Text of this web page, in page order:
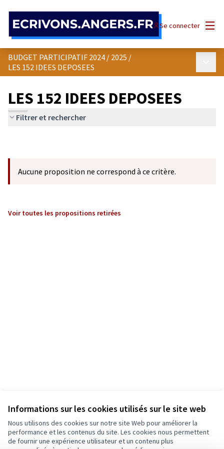
Informations sur les cookies utilisés sur le site web
Nous utilisons des cookies sur notre site Web pour améliorer la
performance et les contenus du site. Les cookies nous permettent
de fournir une expérience utilisateur et un contenu plus
Se connecter
BUDGET PARTICIPATIF 2024 / 2025 /
LES 152 IDEES DEPOSEES
LES 152 IDEES DEPOSEES
Filtrer et rechercher
Aucune proposition ne correspond à ce critère.
Voir toutes les propositions retirées